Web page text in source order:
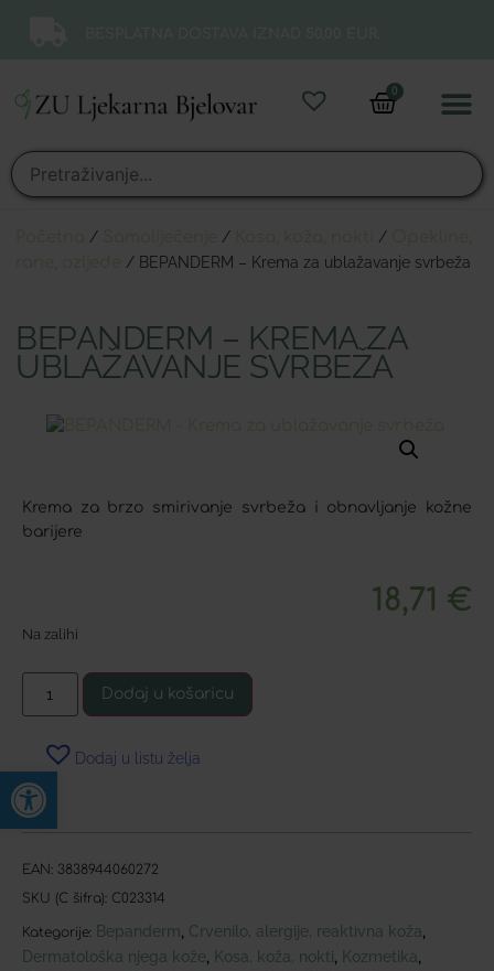
Open toolbar
0
/ / /
/ BEPANDERM – Krema za ublažavanje svrbeža
BEPANDERM – KREMA ZA
UBLAŽAVANJE SVRBEŽA
Krema za brzo smirivanje svrbeža i obnavljanje kožne
barijere
18,71 €
Na zalihi
Dodaj u košaricu
Dodaj u listu želja
EAN: 3838944060272
SKU (C šifra): C023314
Kategorije: Bepanderm Crvenilo, alergije, reaktivna koža
Dermatološka njega kože Kosa, koža, nokti Kozmetika